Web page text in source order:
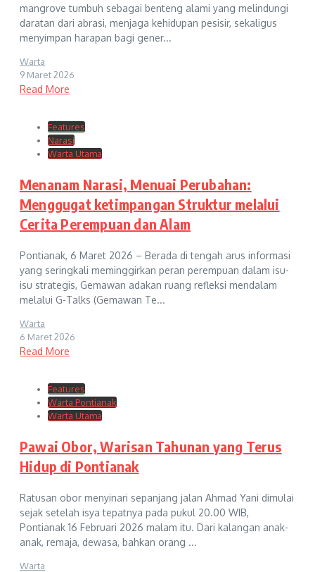
mangrove tumbuh sebagai benteng alami yang melindungi
daratan dari abrasi, menjaga kehidupan pesisir, sekaligus
menyimpan harapan bagi gener...
Warta
9 Maret 2026
Read More
Features
Narasi
Warta Utama
Menanam Narasi, Menuai Perubahan:
Menggugat ketimpangan Struktur melalui
Cerita Perempuan dan Alam
Pontianak, 6 Maret 2026 – Berada di tengah arus informasi
yang seringkali meminggirkan peran perempuan dalam isu-
isu strategis, Gemawan adakan ruang refleksi mendalam
melalui G-Talks (Gemawan Te...
Warta
6 Maret 2026
Read More
Features
Warta Pontianak
Warta Utama
Pawai Obor, Warisan Tahunan yang Terus
Hidup di Pontianak
Ratusan obor menyinari sepanjang jalan Ahmad Yani dimulai
sejak setelah isya tepatnya pada pukul 20.00 WIB,
Pontianak 16 Februari 2026 malam itu. Dari kalangan anak-
anak, remaja, dewasa, bahkan orang ...
Warta